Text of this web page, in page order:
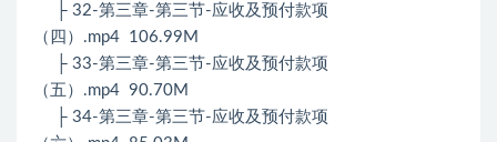
├ 32-第三章-第三节-应收及预付款项
（四）.mp4 106.99M
├ 33-第三章-第三节-应收及预付款项
（五）.mp4 90.70M
├ 34-第三章-第三节-应收及预付款项